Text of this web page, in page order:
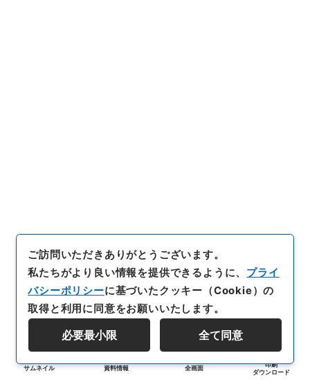
サムネイル 資料情報 全画面
印刷
ダウンロード
ご訪問いただきありがとうございます。
私たちがより良い情報を提供できるように、 プライ
バシーポリシーに基づいたクッキー（Cookie）の
取得と利用に同意をお願いいたします。
必要最小限 全て同意